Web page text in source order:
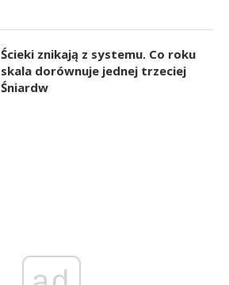
Ścieki znikają z systemu. Co roku
skala dorównuje jednej trzeciej
Śniardw